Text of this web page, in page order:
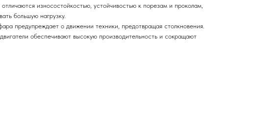
износостойкостью, устойчивостью к порезам и проколам,
большую нагрузку.
предупреждает о движении техники, предотвращая столкновения.
обеспечивают высокую производительность и сокращают